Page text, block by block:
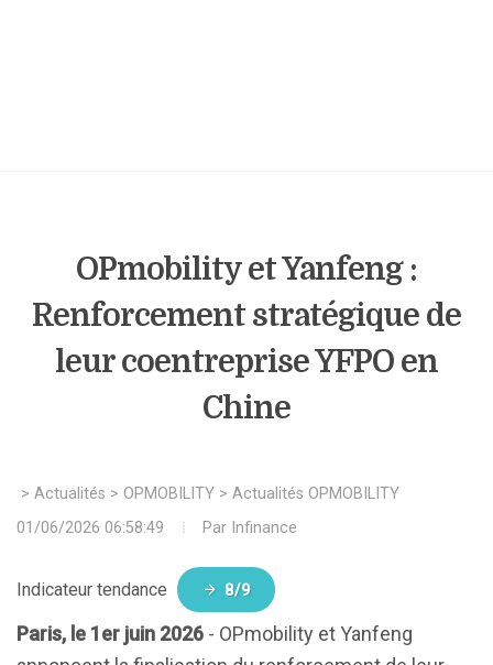
OPmobility et Yanfeng :
Renforcement stratégique de
leur coentreprise YFPO en
Chine
> Actualités > OPMOBILITY > Actualités OPMOBILITY
01/06/2026 06:58:49
Par Infinance
Indicateur tendance 8/9
Paris, le 1er juin 2026 - OPmobility et Yanfeng